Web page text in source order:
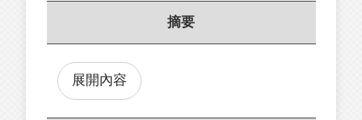
摘要
展開內容